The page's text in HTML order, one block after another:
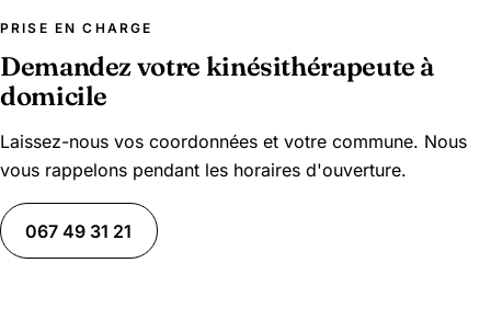
PRISE EN CHARGE
Demandez votre kinésithérapeute à
domicile
Laissez-nous vos coordonnées et votre commune. Nous
vous rappelons pendant les horaires d'ouverture.
067 49 31 21